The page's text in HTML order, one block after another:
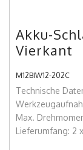
Akku-
Vierkant
M12BIW12-202C
Technische
Max.
Lieferumfang: 2